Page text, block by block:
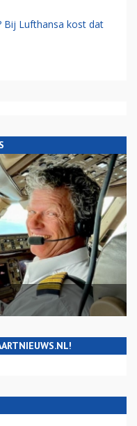
Bij Lufthansa kost dat